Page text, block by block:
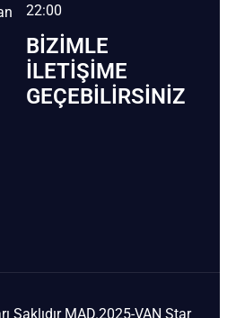
22:00
BIZIMLE
İLETIŞIME
GEÇEBILIRSINIZ
Saklıdır MAD.2025-VAN Star